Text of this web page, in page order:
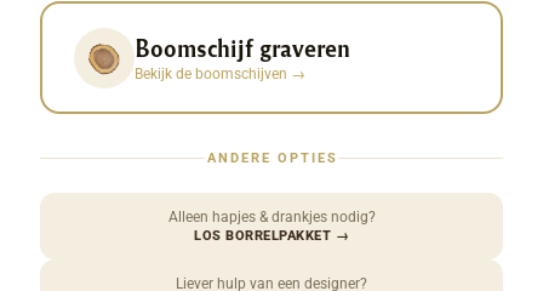
Boomschijf graveren
Bekijk de boomschijven →
ANDERE OPTIES
Alleen hapjes & drankjes nodig?
LOS BORRELPAKKET →
Liever hulp van een designer?